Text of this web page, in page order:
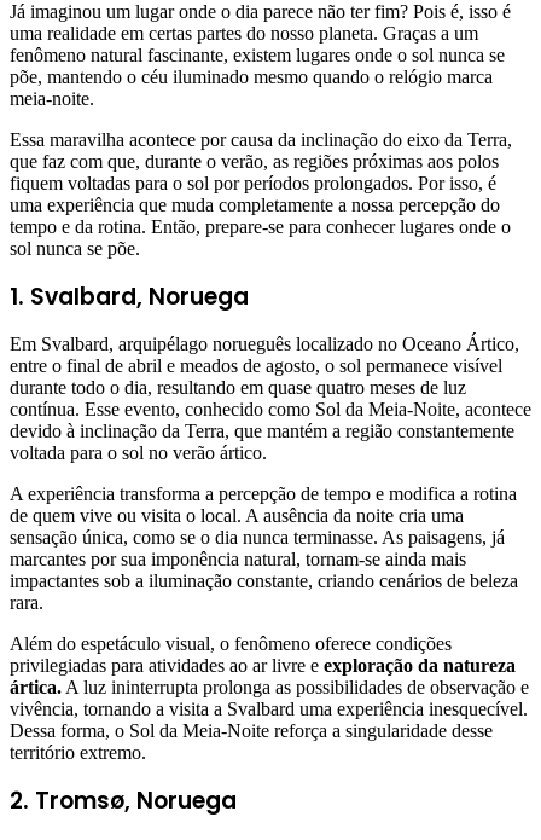
Já imaginou um lugar onde o dia parece não ter fim? Pois é, isso é
uma realidade em certas partes do nosso planeta. Graças a um
fenômeno natural fascinante, existem lugares onde o sol nunca se
põe, mantendo o céu iluminado mesmo quando o relógio marca
meia-noite.
Essa maravilha acontece por causa da inclinação do eixo da Terra,
que faz com que, durante o verão, as regiões próximas aos polos
fiquem voltadas para o sol por períodos prolongados. Por isso, é
uma experiência que muda completamente a nossa percepção do
tempo e da rotina. Então, prepare-se para conhecer lugares onde o
sol nunca se põe.
1. Svalbard, Noruega
Em Svalbard, arquipélago norueguês localizado no Oceano Ártico,
entre o final de abril e meados de agosto, o sol permanece visível
durante todo o dia, resultando em quase quatro meses de luz
contínua. Esse evento, conhecido como Sol da Meia-Noite, acontece
devido à inclinação da Terra, que mantém a região constantemente
voltada para o sol no verão ártico.
A experiência transforma a percepção de tempo e modifica a rotina
de quem vive ou visita o local. A ausência da noite cria uma
sensação única, como se o dia nunca terminasse. As paisagens, já
marcantes por sua imponência natural, tornam-se ainda mais
impactantes sob a iluminação constante, criando cenários de beleza
rara.
Além do espetáculo visual, o fenômeno oferece condições
privilegiadas para atividades ao ar livre e exploração da natureza
ártica. A luz ininterrupta prolonga as possibilidades de observação e
vivência, tornando a visita a Svalbard uma experiência inesquecível.
Dessa forma, o Sol da Meia-Noite reforça a singularidade desse
território extremo.
2. Tromsø, Noruega